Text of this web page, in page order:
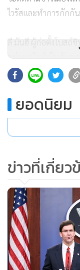
ไวรัสและทำการกักกั
ลี มันฮี ผู้ก่อตั้งโบสถ์
อย่างหนักที่เป็นต้นต
พร้อมจะให้ความร่ว
ขอให้รัฐบาลเกาหลีใ
จังหวัดกยองซังเหนือ
ไม่กี่สัปดาห์ที่ผ่านมา
“พื้นที่ควบคุมโรค” เ
เจ้าหน้าที่พบว่าผู้ป่วย
เชื้อมาจากสถานสง
(Chilgok) ไม่ไกลจา
ซึ่งมารดาเป็นสมาชิ
ศูนย์ควบคุมและป้องกั
ยอดนิยม
ข่าวที่เกี่ยว